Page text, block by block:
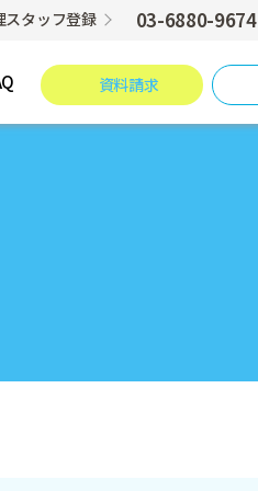
スタッフ登録 03-6880-9674
資料請求